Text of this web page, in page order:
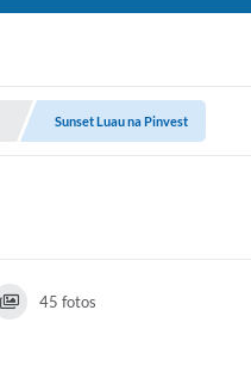
Sunset Luau na Pinvest
45 fotos